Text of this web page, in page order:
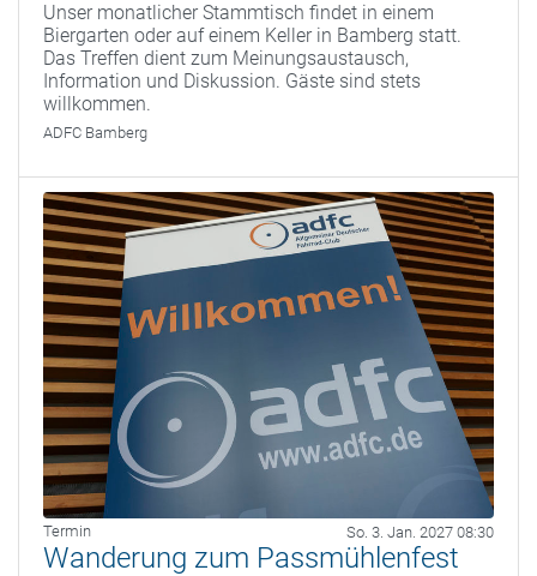
Unser monatlicher Stammtisch findet in einem
Biergarten oder auf einem Keller in Bamberg statt.
Das Treffen dient zum Meinungsaustausch,
Information und Diskussion. Gäste sind stets
willkommen.
ADFC Bamberg
Termin So. 3. Jan. 2027 08:30
Wanderung zum Passmühlenfest